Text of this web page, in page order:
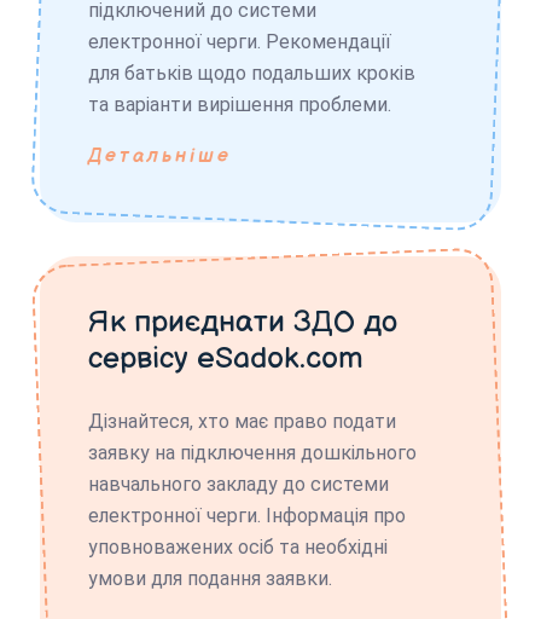
підключений до системи
електронної черги. Рекомендації
для батьків щодо подальших кроків
та варіанти вирішення проблеми.
Детальніше
Як приєднати ЗДО до
сервісу eSadok.com
Дізнайтеся, хто має право подати
заявку на підключення дошкільного
навчального закладу до системи
електронної черги. Інформація про
уповноважених осіб та необхідні
умови для подання заявки.